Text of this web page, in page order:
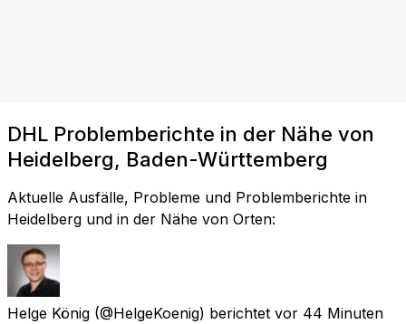
DHL Problemberichte in der Nähe von
Heidelberg, Baden-Württemberg
Aktuelle Ausfälle, Probleme und Problemberichte in
Heidelberg und in der Nähe von Orten:
Helge König (@HelgeKoenig) berichtet vor 44 Minuten